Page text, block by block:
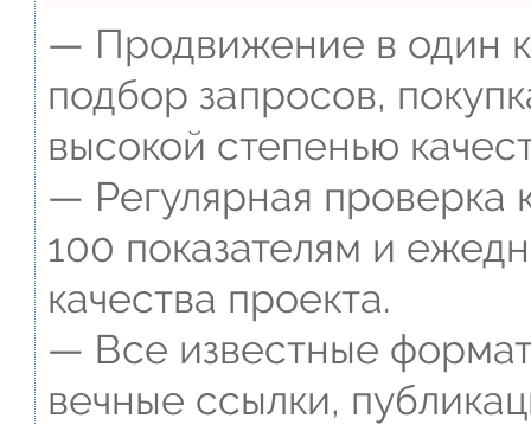
— Продвижение в один
подбор запросов,
высокой степенью
— Регулярная проверка
100 показателям и
качества проекта.
— Все известные
вечные ссылки,